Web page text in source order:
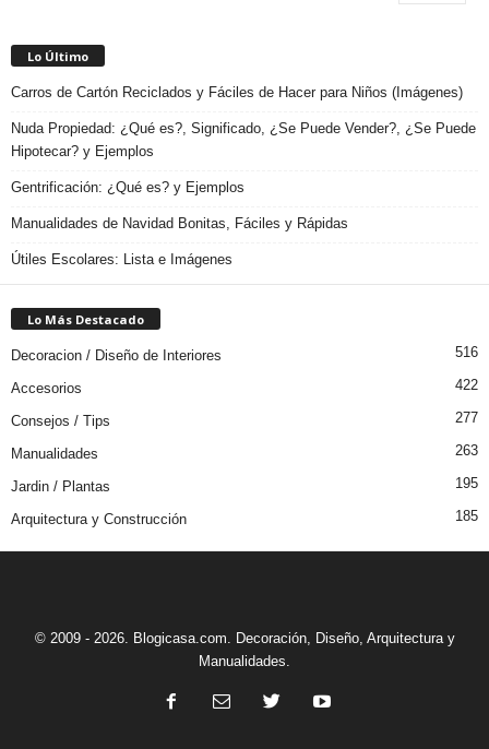
Lo Último
Carros de Cartón Reciclados y Fáciles de Hacer para Niños (Imágenes)
Nuda Propiedad: ¿Qué es?, Significado, ¿Se Puede Vender?, ¿Se Puede
Hipotecar? y Ejemplos
Gentrificación: ¿Qué es? y Ejemplos
Manualidades de Navidad Bonitas, Fáciles y Rápidas
Útiles Escolares: Lista e Imágenes
Lo Más Destacado
Decoracion / Diseño de Interiores 516
Accesorios 422
Consejos / Tips 277
Manualidades 263
Jardin / Plantas 195
Arquitectura y Construcción 185
© 2009 - 2026. Blogicasa.com. Decoración, Diseño, Arquitectura y
Manualidades.